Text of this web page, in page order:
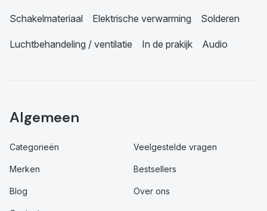
Schakelmateriaal Elektrische verwarming Solderen
Luchtbehandeling / ventilatie In de prakijk Audio
Algemeen
Categorieën Veelgestelde vragen
Merken Bestsellers
Blog Over ons